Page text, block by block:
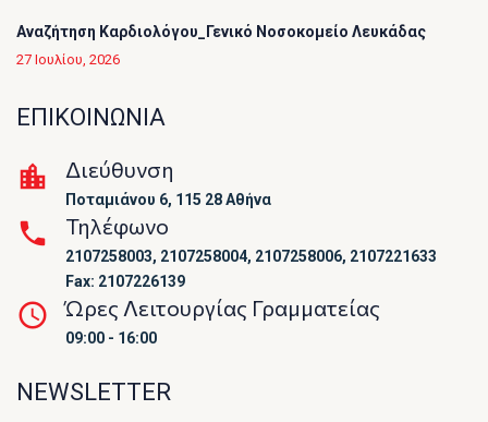
Αναζήτηση Καρδιολόγου_Γενικό Νοσοκομείο Λευκάδας
27 Ιουλίου, 2026
ΕΠΙΚΟΙΝΩΝΙΑ
Διεύθυνση
Ποταμιάνου 6, 115 28 Αθήνα
Τηλέφωνο
2107258003, 2107258004, 2107258006, 2107221633
Fax: 2107226139
Ώρες Λειτουργίας Γραμματείας
09:00 - 16:00
NEWSLETTER